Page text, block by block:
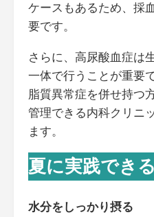
ケースもあるため、採
要です。
さらに、高尿酸血症は
一体で行うことが重要
脂質異常症を併せ持つ
管理できる内科クリニ
ます。
夏に実践でき
水分をしっかり摂る